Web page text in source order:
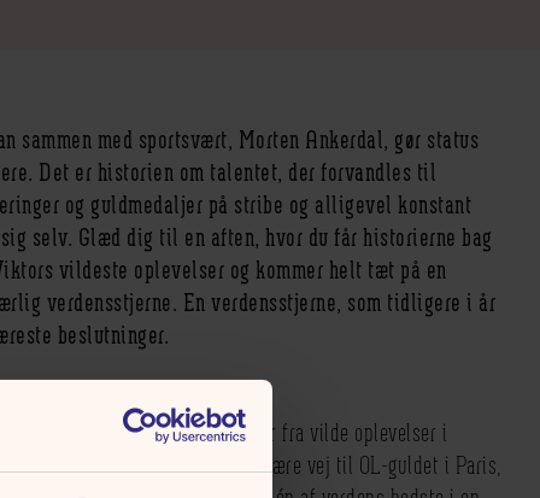
sammen med sportsvært, Morten Ankerdal, gør status
Det er historien om talentet, der forvandles til
og guldmedaljer på stribe og alligevel konstant
selv. Glæd dig til en aften, hvor du får historierne bag
vildeste oplevelser og kommer helt tæt på en
verdensstjerne. En verdensstjerne, som tidligere i år
beslutninger.
anekdoter og finurlige detaljer fra vilde oplevelser i
bl.a. Viktor fortælle om den svære vej til OL-guldet i Paris,